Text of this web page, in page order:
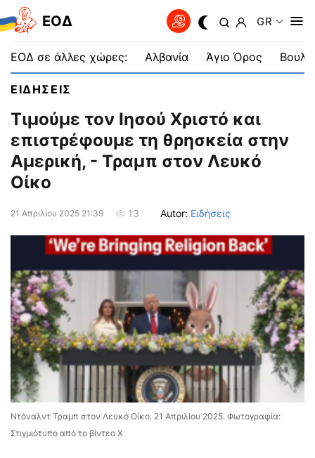
EOΔ GR
ΕΟΔ σε άλλες χώρες: Αλβανία Άγιο Όρος
ΕΙΔΗΣΕΙΣ
Τιμούμε τον Ιησού Χριστό και
επιστρέφουμε τη θρησκεία στην
Αμερική, - Τραμπ στον Λευκό
Οίκο
21 Απριλίου 2025 21:39 13 Autor: Ειδήσεις
Ντόναλντ Τραμπ στον Λευκό Οίκο. 21 Απριλίου 2025. Φωτογραφία:
Στιγμιότυπο από το βίντεο Χ